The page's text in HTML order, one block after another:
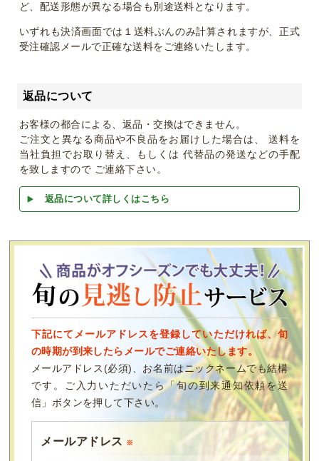
ど、配送形態が異なる場合も別途送料となります。
いずれも決済画面では１送料ぶんのみ計算されますが、正式
受注確認メールで正確な送料をご連絡いたします。
返品について
お客様の都合による、返品・交換はできません。
ご注文と異なる商品や不良品をお届けした場合は、 送料を
当社負担でお取り替え、もしくは 代替品の発送などの手配
を致しますので ご連絡下さい。
返品について詳しくはこちら
下記にてメールアドレスを登録していただければ、旬
の時期が到来したらメールでご連絡いたします。
メールアドレス(必須)、お名前はニックネームでも結構
です。ご入力いただいたら「旬の到来通知依頼を送
信」ボタンを押して下さい。
メールアドレス ※